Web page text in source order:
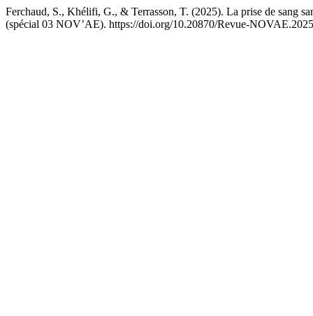
Ferchaud, S., Khélifi, G., & Terrasson, T. (2025). La prise de sang
(spécial 03 NOV’AE). https://doi.org/10.20870/Revue-